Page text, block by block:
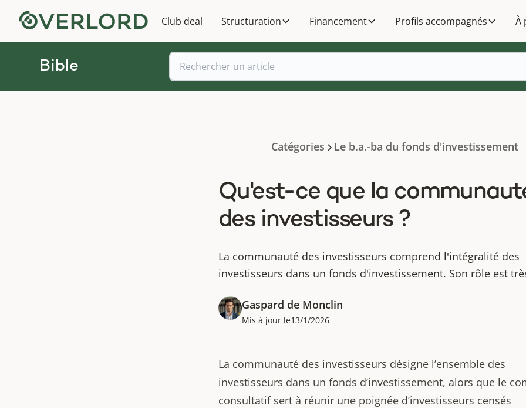
Club deal Structuration Financement Profils accompagnés À
Bible
Catégories Le b.a.-ba du fonds d'investissement
Qu'est-ce que la
des investisseurs ?
La communauté des investisseurs comprend l'intégralité des
investisseurs dans un fonds d'investissement. Son rôle est
Gaspard de Monclin
Mis à jour le13/1/2026
La communauté des investisseurs désigne l’ensemble des
investisseurs dans un fonds d’investissement, alors que le
consultatif sert à réunir une poignée d’investisseurs censés